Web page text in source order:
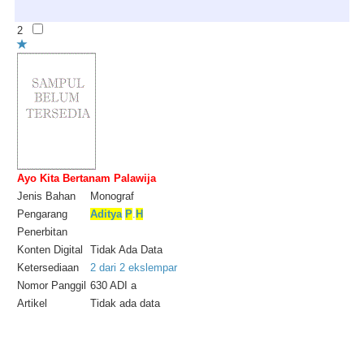
2
Ayo Kita Bertanam Palawija
Jenis Bahan
Monograf
Pengarang
Aditya P. H
Penerbitan
Konten Digital
Tidak Ada Data
Ketersediaan
2 dari 2 ekslempar
Nomor Panggil 630 ADI a
Artikel
Tidak ada data